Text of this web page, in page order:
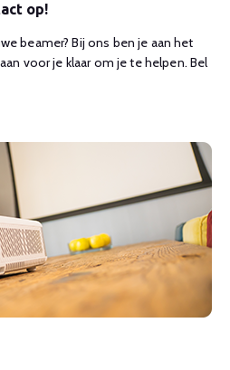
op!
beamer? Bij ons ben je aan het
voor je klaar om je te helpen. Bel